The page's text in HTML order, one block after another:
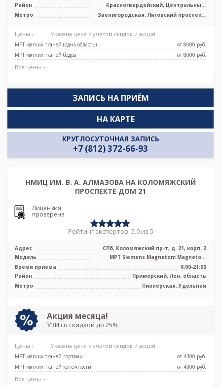
Район
Красногвардейский, Центральный,
Адмиралтейский
Метро
Звенигородская, Лиговский проспект,
Площадь Ленина, Чернышевская
Цены ↓ Указана цена с учетом скидок и акций
МРТ мягких тканей (одна область)
от 8000 pуб.
МРТ мягких тканей бедра
от 8000 pуб.
Все цены
ЗАПИСЬ НА ПРИЁМ
КРУГЛОСУТОЧНАЯ ЗАПИСЬ
+7 (812) 372-66-93
НА КАРТЕ
НМИЦ ИМ. В. А. АЛМАЗОВА НА КОЛОМЯЖСКИЙ
ПРОСПЕКТЕ ДОМ 21
Лицензия
проверена
Рейтинг экспертов: 5.0 из 5
Адрес
СПб, Коломяжский пр-т, д. 21, корп. 2
Модель
МРТ Siemens Magnetom Magnetom
Espree 1.5 Тесла, КТ Philips Ingenuity E ...
Время приема
8:00-21:00
Район
Приморский, Лен. область
Метро
Пионерская, Удельная
Акция месяца!
УЗИ со скидкой до 25%
Цены ↓ Указана цена с учетом скидок и акций
МРТ мягких тканей гортани
от 4300 pуб.
МРТ мягких тканей конечности
от 4300 pуб.
Все цены